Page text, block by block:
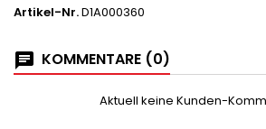
Artikel-Nr.D1A000360
KOMMENTARE (0)
Aktuell keine Kunden-